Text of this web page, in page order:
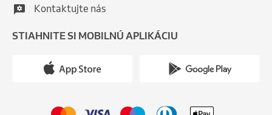
Kontaktujte nás
STIAHNITE SI MOBILNÚ APLIKÁCIU